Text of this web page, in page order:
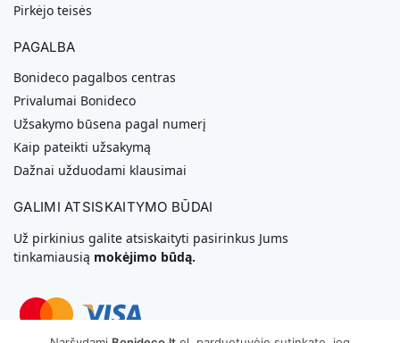
Pirkėjo teisės
PAGALBA
Bonideco pagalbos centras
Privalumai Bonideco
Užsakymo būsena pagal numerį
Kaip pateikti užsakymą
Dažnai užduodami klausimai
GALIMI ATSISKAITYMO BŪDAI
Už pirkinius galite atsiskaityti pasirinkus Jums
tinkamiausią mokėjimo būdą.